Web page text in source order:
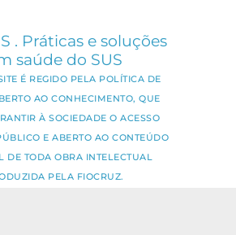
. Práticas e soluções
saúde do SUS
É REGIDO PELA POLÍTICA DE
AO CONHECIMENTO, QUE
À SOCIEDADE O ACESSO
E ABERTO AO CONTEÚDO
DE TODA OBRA INTELECTUAL
PELA FIOCRUZ.